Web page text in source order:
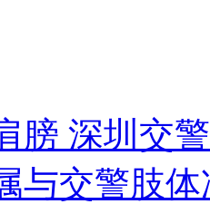
民合力深夜将其击毙
膀 深圳交
与交警肢